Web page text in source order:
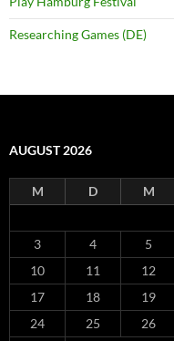
Researching Games (DE)
AUGUST 2026
M D M
3
4 5
10
11 12
17
18 19
24
25 26